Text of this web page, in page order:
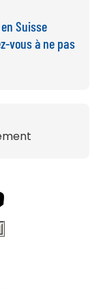
Suisse
vous à ne pas